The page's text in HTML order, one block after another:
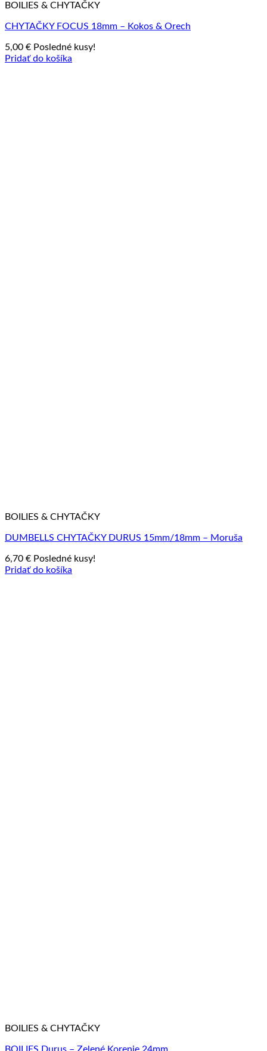
BOILIES & CHYTAČKY
CHYTAČKY FOCUS 18mm – Kokos & Orech
5,00 € Posledné kusy!
Pridať do košíka
BOILIES & CHYTAČKY
DUMBELLS CHYTAČKY DURUS 15mm/18mm – Moruša
6,70 € Posledné kusy!
Pridať do košíka
BOILIES & CHYTAČKY
BOILIES Durus – Zelené Korenie 24mm